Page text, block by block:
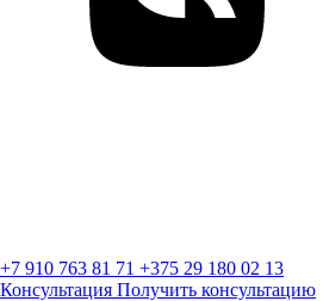
+7 910 763 81 71 +375 29 180 02 13
Консультация Получить консультацию